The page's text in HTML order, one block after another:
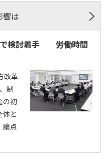
は
で検討着手 労働時間
改革
制
の初
体と
論点